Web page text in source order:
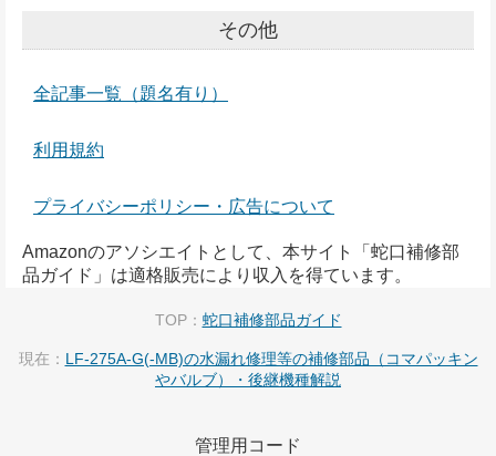
その他
全記事一覧（題名有り）
利用規約
プライバシーポリシー・広告について
Amazonのアソシエイトとして、本サイト「蛇口補修部
品ガイド」は適格販売により収入を得ています。
TOP： 蛇口補修部品ガイド
現在： LF-275A-G(-MB)の水漏れ修理等の補修部品（コマパッキン
やバルブ）・後継機種解説
管理用コード